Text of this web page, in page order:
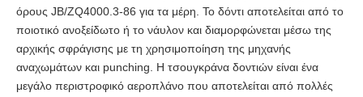
όρους JB/ZQ4000.3-86 για τα μέρη. Το δόντι αποτελείται από το
ποιοτικό ανοξείδωτο ή το νάυλον και διαμορφώνεται μέσω της
αρχικής σφράγισης με τη χρησιμοποίηση της μηχανής
αναχωμάτων και punching. Η τσουγκράνα δοντιών είναι ένα
μεγάλο περιστροφικό αεροπλάνο που αποτελείται από πολλές